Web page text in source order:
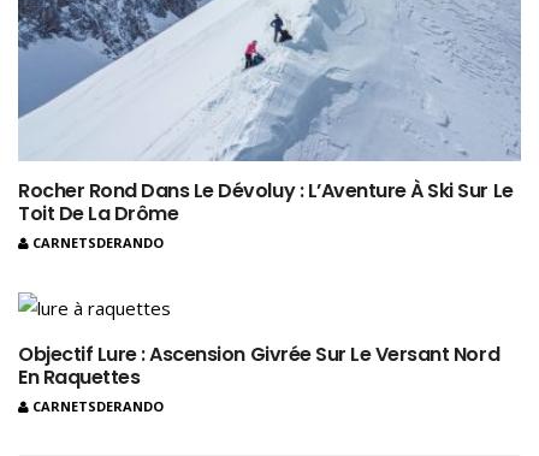
Rocher Rond Dans Le Dévoluy : L’Aventure À Ski Sur Le
Toit De La Drôme
CARNETSDERANDO
Objectif Lure : Ascension Givrée Sur Le Versant Nord
En Raquettes
CARNETSDERANDO